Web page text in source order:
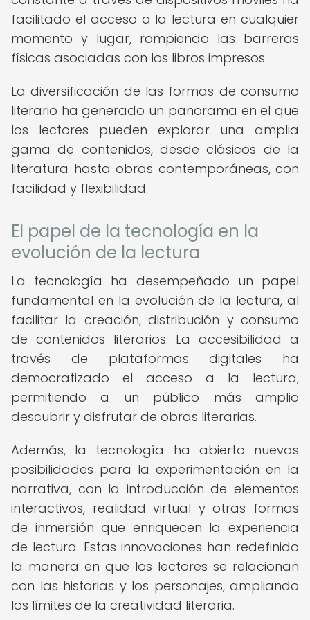
facilitado el acceso a la lectura en cualquier
momento y lugar, rompiendo las barreras
físicas asociadas con los libros impresos.
La diversificación de las formas de consumo
literario ha generado un panorama en el que
los lectores pueden explorar una amplia
gama de contenidos, desde clásicos de la
literatura hasta obras contemporáneas, con
facilidad y flexibilidad.
El papel de la tecnología en la
evolución de la lectura
La tecnología ha desempeñado un papel
fundamental en la evolución de la lectura, al
facilitar la creación, distribución y consumo
de contenidos literarios. La accesibilidad a
través de plataformas digitales ha
democratizado el acceso a la lectura,
permitiendo a un público más amplio
descubrir y disfrutar de obras literarias.
Además, la tecnología ha abierto nuevas
posibilidades para la experimentación en la
narrativa, con la introducción de elementos
interactivos, realidad virtual y otras formas
de inmersión que enriquecen la experiencia
de lectura. Estas innovaciones han redefinido
la manera en que los lectores se relacionan
con las historias y los personajes, ampliando
los límites de la creatividad literaria.